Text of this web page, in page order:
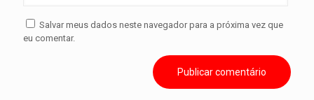
Salvar meus dados neste navegador para a próxima vez que
eu comentar.